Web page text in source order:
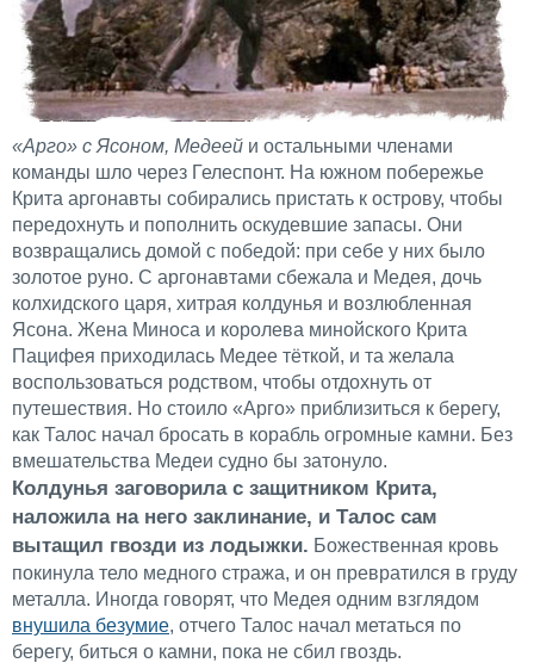
«Арго» с Ясоном, Медеей и остальными членами
команды шло через Гелеспонт. На южном побережье
Крита аргонавты собирались пристать к острову, чтобы
передохнуть и пополнить оскудевшие запасы. Они
возвращались домой с победой: при себе у них было
золотое руно. С аргонавтами сбежала и Медея, дочь
колхидского царя, хитрая колдунья и возлюбленная
Ясона. Жена Миноса и королева минойского Крита
Пацифея приходилась Медее тёткой, и та желала
воспользоваться родством, чтобы отдохнуть от
путешествия. Но стоило «Арго» приблизиться к берегу,
как Талос начал бросать в корабль огромные камни. Без
вмешательства Медеи судно бы затонуло.
Колдунья заговорила с защитником Крита,
наложила на него заклинание, и Талос сам
вытащил гвозди из лодыжки. Божественная кровь
покинула тело медного стража, и он превратился в груду
металла. Иногда говорят, что Медея одним взглядом
внушила безумие, отчего Талос начал метаться по
берегу, биться о камни, пока не сбил гвоздь.